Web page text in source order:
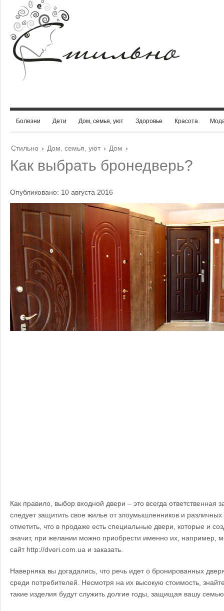
Болезни Дети Дом, семья, уют Здоровье Красота
Стильно › Дом, семья, уют › Дом ›
Как выбрать бронедверь?
Опубликовано: 10 августа 2016
Как правило, выбор входной двери – это всегда ответственная
следует защитить свое жилье от злоумышленников и
отметить, что в продаже есть специальные двери, которые и
значит, при желании можно приобрести именно их, например,
сайт http://dveri.com.ua и заказать.
Наверняка вы догадались, что речь идет о бронированных
среди потребителей. Несмотря на их высокую стоимость,
такие изделия будут служить долгие годы, защищая вашу